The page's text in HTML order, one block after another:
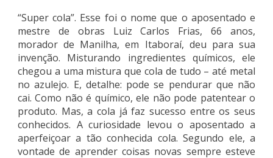
“Super cola”. Esse foi o nome que o aposentado e
mestre de obras Luiz Carlos Frias, 66 anos,
morador de Manilha, em Itaboraí, deu para sua
invenção. Misturando ingredientes químicos, ele
chegou a uma mistura que cola de tudo – até metal
no azulejo. E, detalhe: pode se pendurar que não
cai. Como não é químico, ele não pode patentear o
produto. Mas, a cola já faz sucesso entre os seus
conhecidos. A curiosidade levou o aposentado a
aperfeiçoar a tão conhecida cola. Segundo ele, a
vontade de aprender coisas novas sempre esteve